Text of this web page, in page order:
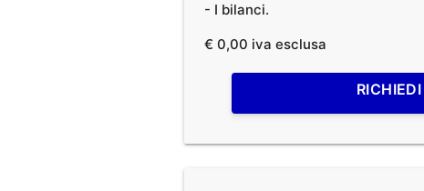
- I bilanci.
€ 0,00 iva esclusa
RICHIEDI